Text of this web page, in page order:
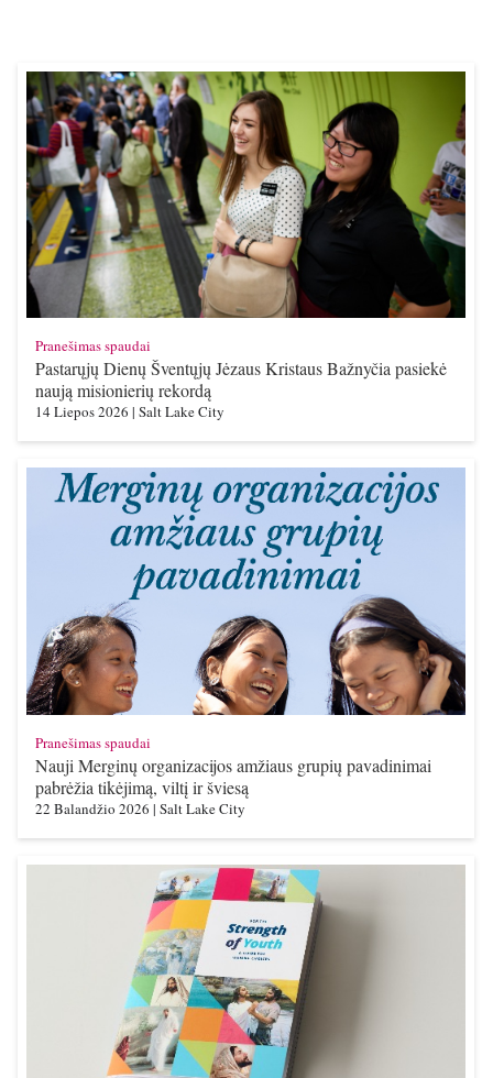
Pranešimas spaudai
Pastarųjų Dienų Šventųjų Jėzaus Kristaus Bažnyčia pasiekė
naują misionierių rekordą
14 Liepos 2026 | Salt Lake City
Pranešimas spaudai
Nauji Merginų organizacijos amžiaus grupių pavadinimai
pabrėžia tikėjimą, viltį ir šviesą
22 Balandžio 2026 | Salt Lake City